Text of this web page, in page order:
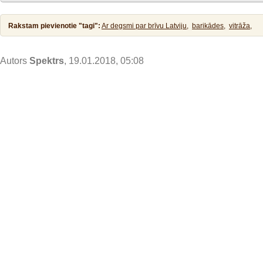
Rakstam pievienotie "tagi": Ar degsmi par brīvu Latviju, barikādes, vitrāža,
Autors Spektrs, 19.01.2018, 05:08